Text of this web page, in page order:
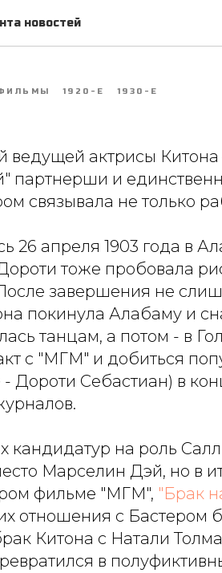
новостей
Дороти
1920-Е 1930-Е
актрисы Китона
партнерши и
связывала не только
26 апреля 1903 года в
тоже пробовала
завершения не
покинула Алабаму и
танцам, а потом - в
с "МГМ" и добиться
Дороти Себастиан) в
на роль
Марселин Дэй, но в
фильме "МГМ", "Брак
отношения с Бастером
Китона с Натали
в